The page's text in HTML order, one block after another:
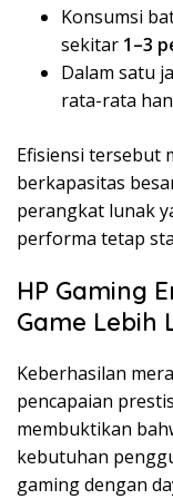
Konsumsi
sekitar 1–3
Dalam satu
rata-rata
Efisiensi tersebut
berkapasitas
perangkat lunak
performa tetap
HP Gaming
Game Lebih
Keberhasilan
pencapaian
membuktikan
kebutuhan
gaming dengan